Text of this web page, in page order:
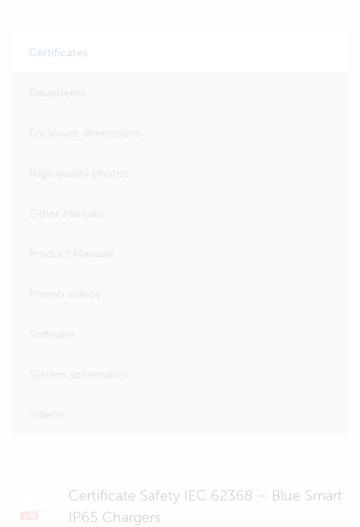
Certificates
Certificate Safety IEC 62368 – Blue Smart
IP65 Chargers